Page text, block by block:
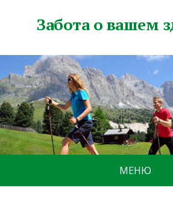
Забота о вашем
МЕНЮ